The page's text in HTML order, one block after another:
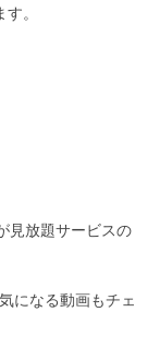
。
見放題サービスの
になる動画もチェ